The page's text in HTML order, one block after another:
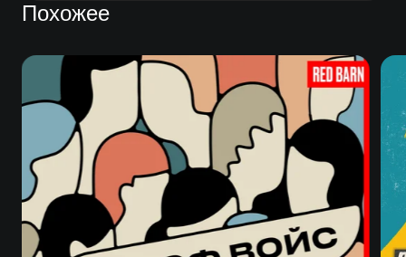
Похожее